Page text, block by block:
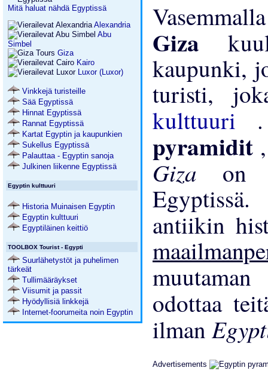
Mitä haluat nähdä Egyptissä
Alexandria
Abu
Simbel
Giza
Kairo
Luxor (Luxor)
Vinkkejä turisteille
Sää Egyptissä
Hinnat Egyptissä
Rannat Egyptissä
Kartat Egyptin ja kaupunkien
Sukellus Egyptissä
Palauttaa - Egyptin sanoja
Julkinen liikenne Egyptissä
Egyptin kulttuuri
Historia Muinaisen Egyptin
Egyptin kulttuuri
Egyptiläinen keittiö
TOOLBOX Tourist - Egypti
Suurlähetystöt ja puhelimen
tärkeät
Tullimääräykset
Viisumit ja passit
Hyödyllisiä linkkejä
Internet-foorumeita noin Egyptin
Giza
kaupunki,
turisti,
kulttuuri
pyramidit
Giza on
antiikin
odottaa
ilman
Advertisements